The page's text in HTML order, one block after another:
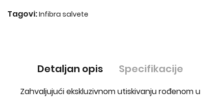
Tagovi:Infibra salvete
Detaljan opis Specifikacije
Zahvaljujući ekskluzivnom utiskivanju rođenom u